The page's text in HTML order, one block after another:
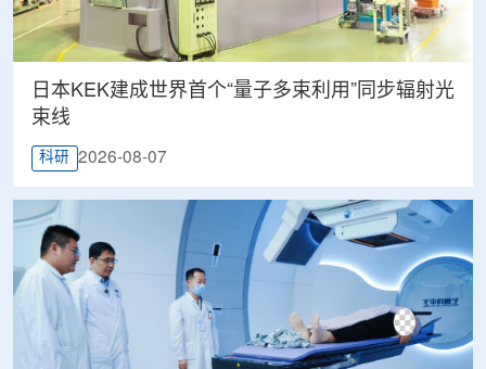
日本KEK建成世界首个“量子多束利用”同步辐射光
束线
科研 2026-08-07